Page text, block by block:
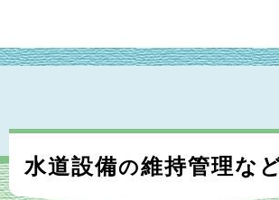
水道設備の維持管理な